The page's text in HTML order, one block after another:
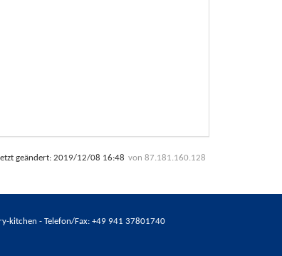
geändert: 2019/12/08 16:48 von 87.181.160.128
kitchen - Telefon/Fax: +49 941 37801740